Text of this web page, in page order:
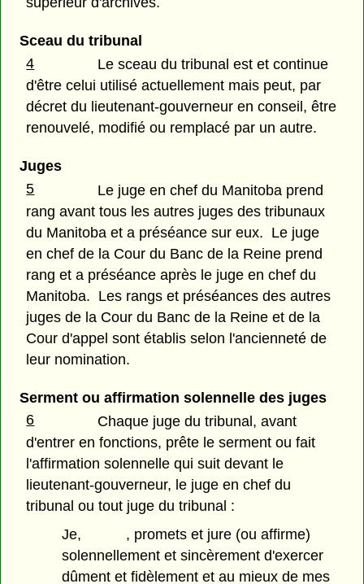
Sceau du tribunal
4
Le sceau du tribunal est et continue
d'être celui utilisé actuellement mais peut, par
décret du lieutenant-gouverneur en conseil, être
renouvelé, modifié ou remplacé par un autre.
Juges
5
Le juge en chef du Manitoba prend
rang avant tous les autres juges des tribunaux
du Manitoba et a préséance sur eux. Le juge
en chef de la Cour du Banc de la Reine prend
rang et a préséance après le juge en chef du
Manitoba. Les rangs et préséances des autres
juges de la Cour du Banc de la Reine et de la
Cour d'appel sont établis selon l'ancienneté de
leur nomination.
Serment ou affirmation solennelle des juges
6
Chaque juge du tribunal, avant
d'entrer en fonctions, prête le serment ou fait
l'affirmation solennelle qui suit devant le
lieutenant-gouverneur, le juge en chef du
tribunal ou tout juge du tribunal :
Je, , promets et jure (ou affirme)
solennellement et sincèrement d'exercer
dûment et fidèlement et au mieux de mes